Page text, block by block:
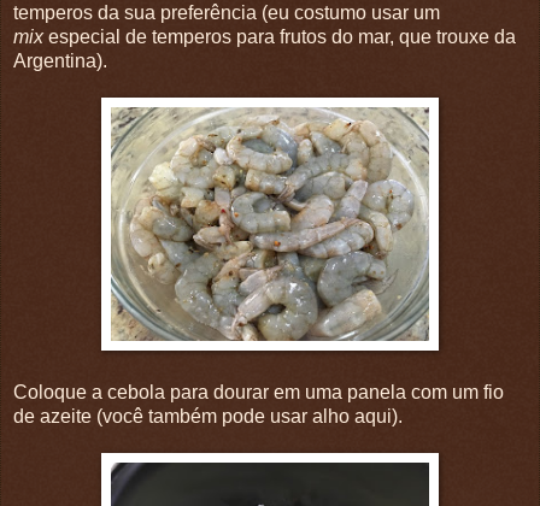
temperos da sua preferência (eu costumo usar um
mixespecial de temperos para frutos do mar, que trouxe da
Argentina).
Coloque a cebola para dourar em uma panela com um fio
de azeite (você também pode usar alho aqui).